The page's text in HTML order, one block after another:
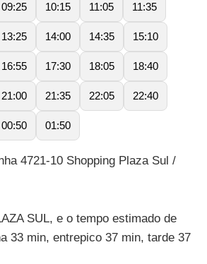
09:25 10:15 11:05 11:35
13:25 14:00 14:35 15:10
16:55 17:30 18:05 18:40
21:00 21:35 22:05 22:40
00:50 01:50
4721-10 Shopping Plaza Sul /
SUL, e o tempo estimado de
33 min, entrepico 37 min, tarde 37